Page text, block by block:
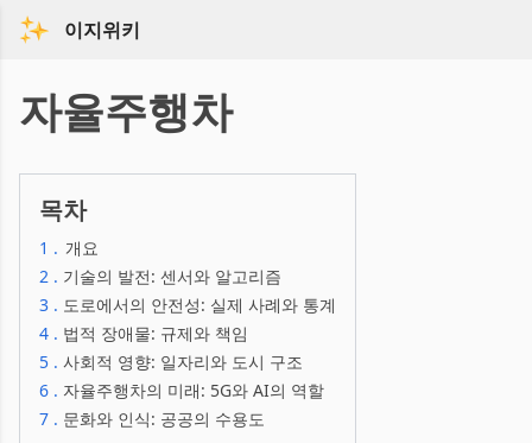
이지위키
자율주행차
목차
1 . 개요
2 . 기술의 발전: 센서와 알고리즘
3 . 도로에서의 안전성: 실제 사례와 통계
4 . 법적 장애물: 규제와 책임
5 . 사회적 영향: 일자리와 도시 구조
6 . 자율주행차의 미래: 5G와 AI의 역할
7 . 문화와 인식: 공공의 수용도